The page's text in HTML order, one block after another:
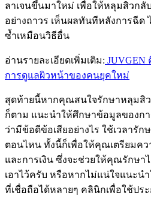
ลาเจนขึ้นมาใหม่ เพื่อให้หลุมสิวกลั
อย่างถาวร เห็นผลทันทีหลังการฉีด
ซ้ำเหมือนวิธีอื่น
อ่านรายละเอียดเพิ่มเติม: JUVGEN
การดูแลผิวหน้าของคนยุคใหม่
สุดท้ายนี้หากคุณสนใจรักษาหลุมสิว
ก็ตาม แนะนำให้ศึกษาข้อมูลของก
ว่ามีข้อดีข้อเสียอย่างไร ใช้เวลารั
ตอนไหน ทั้งนี้ก็เพื่อให้คุณเตรียมค
และการเงิน ซึ่งจะช่วยให้คุณรักษา
เอาไว้ครับ หรือหากไม่แน่ใจแนะ
ที่เชื่อถือได้หลายๆ คลินิกเพื่อใช้ปร